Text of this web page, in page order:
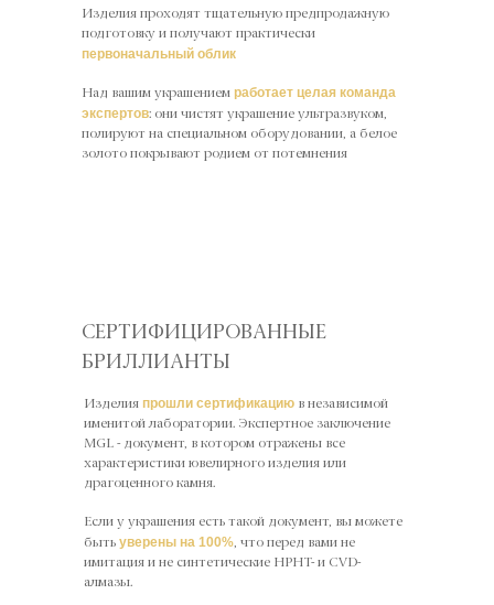
СЕРТИФИЦИРОВАННЫЕ
БРИЛЛИАНТЫ
Изделия проходят тщательную предпродажную
подготовку и получают практически
первоначальный облик
Над вашим украшением работает целая команда
экспертов: они чистят украшение ультразвуком,
полируют на специальном оборудовании, а белое
золото покрывают родием от потемнения
Изделия прошли сертификацию в независимой
именитой лаборатории. Экспертное заключение
MGL - документ, в котором отражены все
характеристики ювелирного изделия или
драгоценного камня.
Если у украшения есть такой документ, вы можете
быть уверены на 100%, что перед вами не
имитация и не синтетические HPHT- и CVD-
алмазы.